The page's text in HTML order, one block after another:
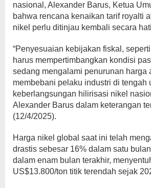
nasional, Alexander Barus, Ketua
bahwa rencana kenaikan tarif royalti
nikel perlu ditinjau kembali secara
“Penyesuaian kebijakan fiskal,
harus mempertimbangkan kondisi
sedang mengalami penurunan harga
membebani pelaku industri di tengah
keberlangsungan hilirisasi nikel
Alexander Barus dalam keterangan
(12/4/2025).
Harga nikel global saat ini telah
drastis sebesar 16% dalam satu
dalam enam bulan terakhir,
US$13.800/ton titik terendah sejak